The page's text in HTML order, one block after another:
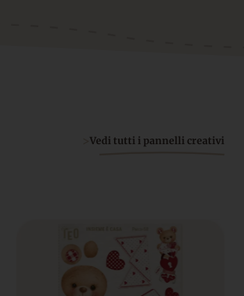
Vedi tutti i pannelli creativi